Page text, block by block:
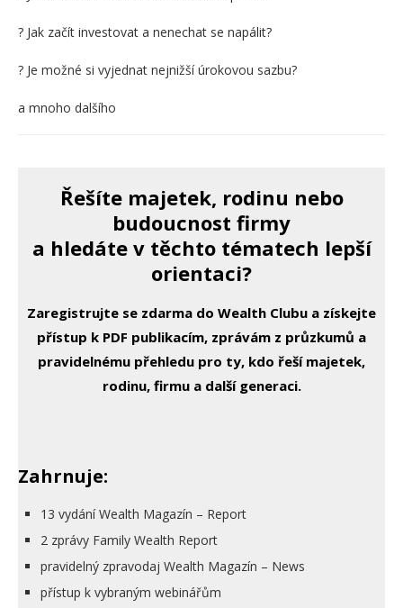
? Jak začít investovat a nenechat se napálit?
? Je možné si vyjednat nejnižší úrokovou sazbu?
a mnoho dalšího
Řešíte majetek, rodinu nebo
budoucnost firmy
a hledáte v těchto tématech lepší
orientaci?
Zaregistrujte se zdarma do Wealth Clubu a získejte
přístup k PDF publikacím, zprávám z průzkumů a
pravidelnému přehledu pro ty, kdo řeší majetek,
rodinu, firmu a další generaci.
Zahrnuje:
13 vydání Wealth Magazín – Report
2 zprávy Family Wealth Report
pravidelný zpravodaj Wealth Magazín – News
přístup k vybraným webinářům